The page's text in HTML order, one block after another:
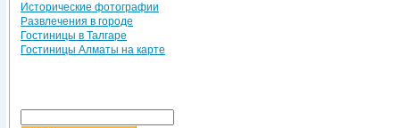
Исторические фотографии
Развлечения в городе
Гостиницы в Талгаре
Гостиницы Алматы на карте